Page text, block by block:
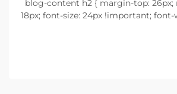
.blog-content h2 { margin-top:
18px; font-size: 24px !important;
margin-bottom: 18px; font-size: